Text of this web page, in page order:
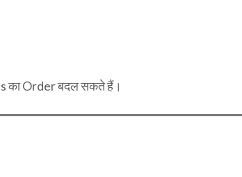
का Order बदल सकते हैं।